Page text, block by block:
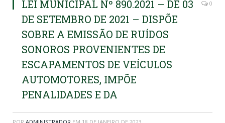
LEI MUNICIPAL Nº 890.2021 – DE 03
DE SETEMBRO DE 2021 – DISPÕE
SOBRE A EMISSÃO DE RUÍDOS
SONOROS PROVENIENTES DE
ESCAPAMENTOS DE VEÍCULOS
AUTOMOTORES, IMPÕE
PENALIDADES E DA
0